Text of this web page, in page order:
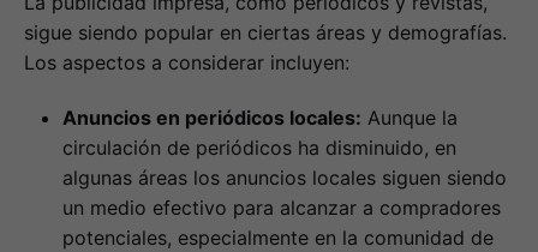
sigue siendo popular en ciertas áreas y demografías.
Los aspectos a considerar incluyen:
Anuncios en periódicos locales: Aunque la
circulación de periódicos ha disminuido, en
algunas áreas los anuncios locales siguen siendo
un medio efectivo para alcanzar a compradores
potenciales, especialmente en la comunidad de